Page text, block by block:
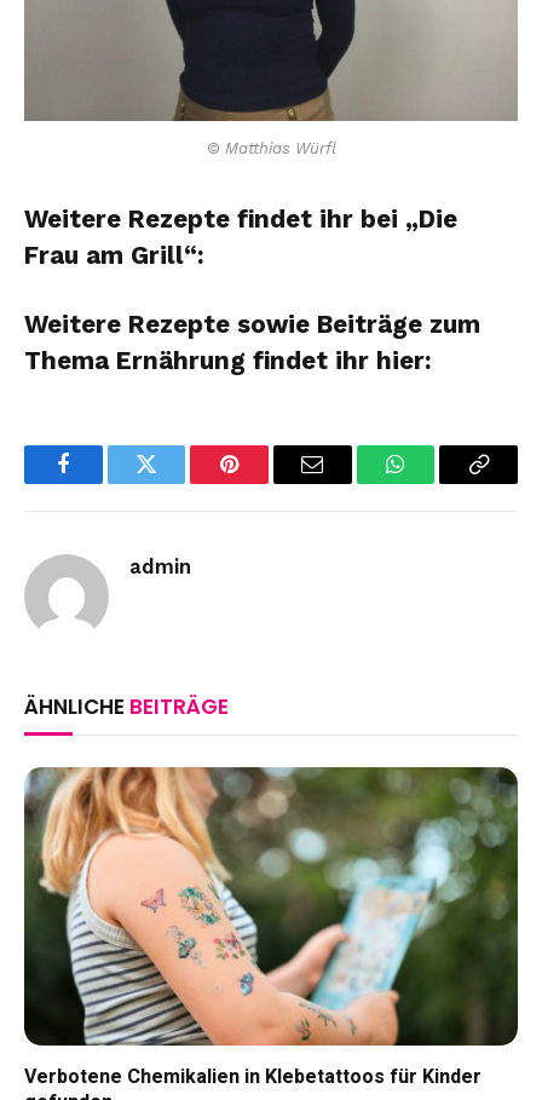
© Matthias Würfl
Weitere Rezepte findet ihr bei „Die
Frau am Grill“:
Weitere Rezepte sowie Beiträge zum
Thema Ernährung findet ihr hier:
FacebookTwitter Pinterest Email WhatsAppCopy
admin
ÄHNLICHE BEITRÄGE
Verbotene Chemikalien in Klebetattoos für Kinder